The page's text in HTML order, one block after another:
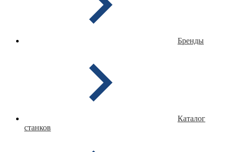
Бренды
Каталог
станков